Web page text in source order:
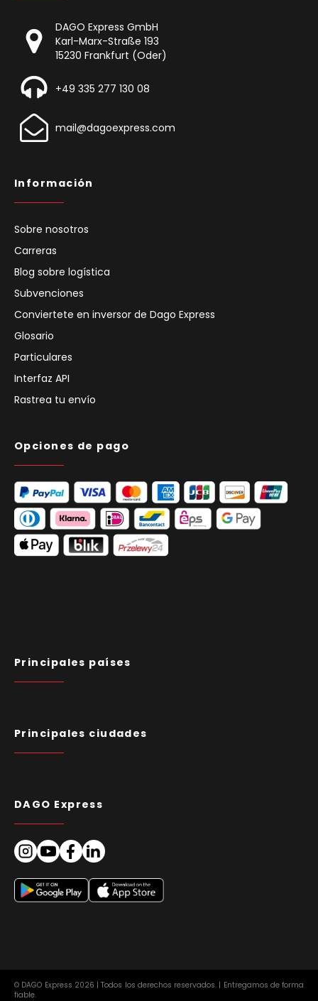
DAGO Express GmbH
Karl-Marx-Straße 193
15230 Frankfurt (Oder)
+49 335 277 130 08
mail@dagoexpress.com
Información
Sobre nosotros
Carreras
Blog sobre logística
Subvenciones
Conviertete en inversor de Dago Express
Glosario
Particulares
Interfaz API
Rastrea tu envío
Opciones de pago
Principales países
Principales ciudades
DAGO Express
© DAGO Express 2026 | Todos los derechos reservados. | Entregamos de forma
fiable.